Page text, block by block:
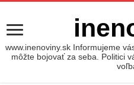
www.inenoviny.sk Informujeme
môžte bojovať za seba. Politici